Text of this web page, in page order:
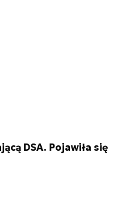
DSA. Pojawiła się